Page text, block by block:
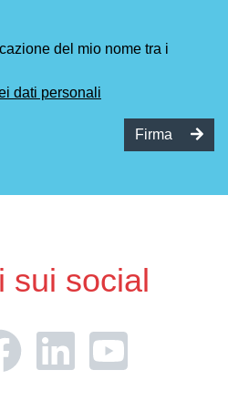
del mio nome tra i
dati personali
Firma
sui social